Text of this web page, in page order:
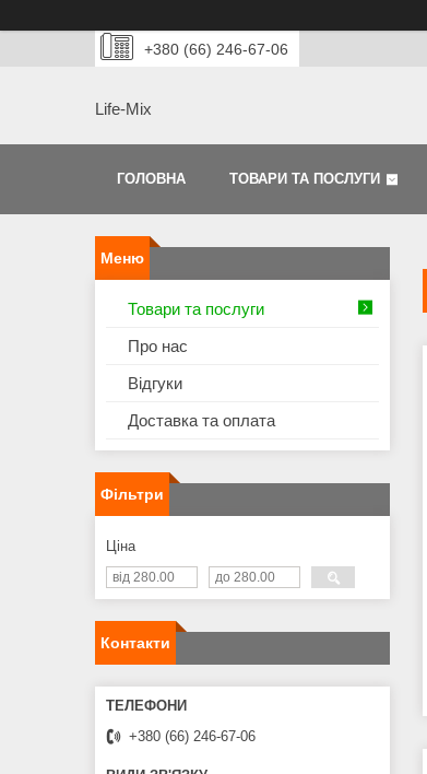
+380 (66) 246-67-06
Life-Mix
ГОЛОВНА ТОВАРИ ТА ПОСЛУГИ
Товари та послуги
Про нас
Відгуки
Доставка та оплата
Фільтри
Ціна
Контакти
+380 (66) 246-67-06